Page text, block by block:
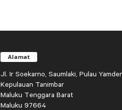
Alamat
Jl. Ir Soekarno, Saumlaki, Pulau
Kepulauan Tanimbar
Maluku Tenggara Barat
Maluku 97664